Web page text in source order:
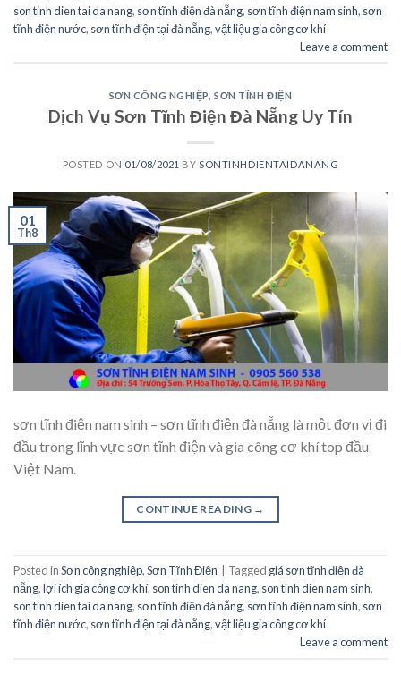
son tinh dien tai da nang, sơn tĩnh điện đà nẵng, sơn tĩnh điện nam sinh, sơn
tĩnh điện nước, sơn tĩnh điện tại đà nẵng,vật liệu gia công cơ khí
Leave a comment
SƠN CÔNG NGHIỆP ,SƠN TĨNH ĐIỆN
Dịch Vụ Sơn Tĩnh Điện Đà Nẵng Uy Tín
POSTED ON 01/08/2021 BYSONTINHDIENTAIDANANG
01
Th8
sơn tĩnh điện nam sinh – sơn tĩnh điện đà nẵng là một đơn vị đi
đầu trong lĩnh vực sơn tĩnh điện và gia công cơ khí top đầu
Việt Nam.
CONTINUE READING →
Posted inSơn công nghiệp,Sơn Tĩnh Điện Tagged giá sơn tĩnh điện đà
nẵng,lợi ích gia công cơ khí, son tinh dien da nang, son tinh dien nam sinh,
son tinh dien tai da nang, sơn tĩnh điện đà nẵng, sơn tĩnh điện nam sinh, sơn
tĩnh điện nước, sơn tĩnh điện tại đà nẵng,vật liệu gia công cơ khí
Leave a comment